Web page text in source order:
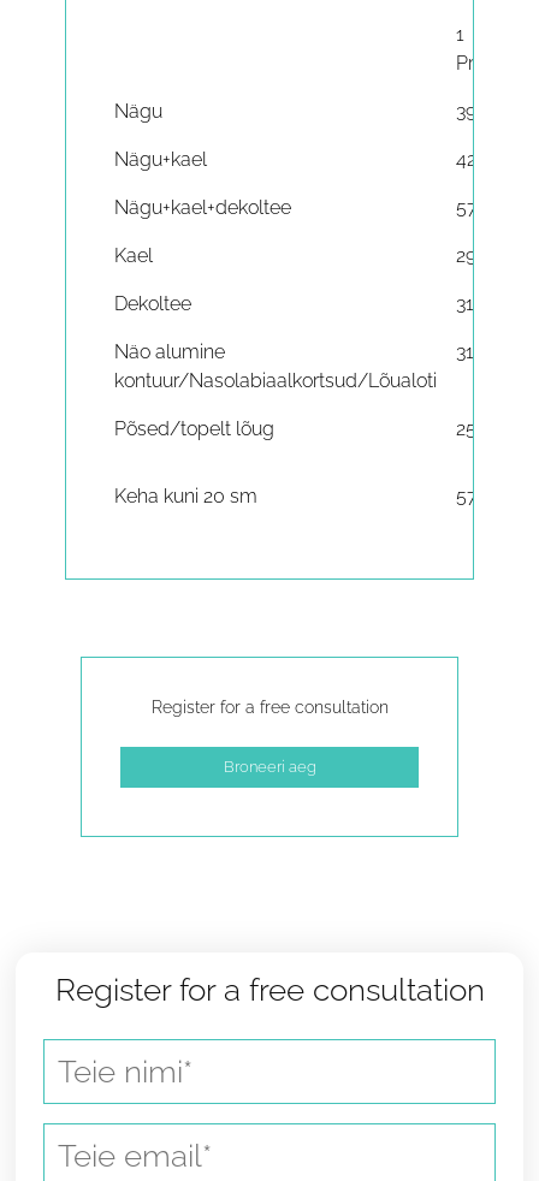
1
Nägu 390€
Nägu+kael 420€
Nägu+kael+dekoltee 570€
Kael 295€
Dekoltee 310€
Näo alumine
kontuur/Nasolabiaalkortsud/Lõualoti
310€
Põsed/topelt lõug 250€
Keha kuni 20 sm 570€
Register for a free consultation
Broneeri aeg
Register for a free consultation